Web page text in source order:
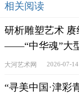
相关阅读
研析雕塑艺术
——“中华魂”大
术研讨会在郑州举
大河艺术网 2026-07-14
“寻美中国·津